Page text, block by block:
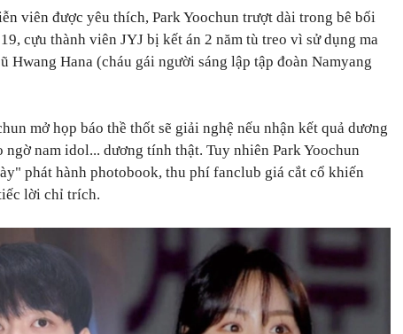
viên được yêu thích, Park Yoochun trượt dài trong bê bối
cựu thành viên JYJ bị kết án 2 năm tù treo vì sử dụng ma
Hwang Hana (cháu gái người sáng lập tập đoàn Namyang
mở họp báo thề thốt sẽ giải nghệ nếu nhận kết quả dương
ngờ nam idol... dương tính thật. Tuy nhiên Park Yoochun
phát hành photobook, thu phí fanclub giá cắt cổ khiến
lời chỉ trích.